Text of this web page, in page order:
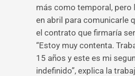
más como temporal, pero
en abril para comunicarle
el contrato que firmaría
“Estoy muy contenta.
15 años y este es mi
indefinido”, explica la